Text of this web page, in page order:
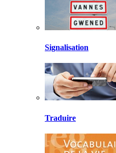
Signalisation
Traduire